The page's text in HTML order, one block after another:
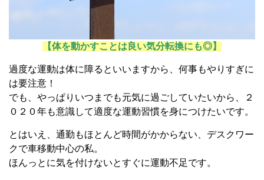
【体を動かすことは良い気分転換にも◎】
過度な運動は体に障るといいますから、何事もやりすぎに
は要注意！
でも、やっぱりいつまでも元気に過ごしていたいから、２
０２０年も意識して適度な運動習慣を身につけたいです。
とはいえ、通勤もほとんど時間がかからない、デスクワー
クで車移動中心の私。
ほんっとに気を付けないとすぐに運動不足です。